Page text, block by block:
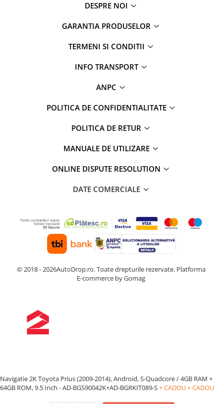
DESPRE NOI
GARANTIA PRODUSELOR
TERMENI SI CONDITII
INFO TRANSPORT
ANPC
POLITICA DE CONFIDENTIALITATE
POLITICA DE RETUR
MANUALE DE UTILIZARE
ONLINE DISPUTE RESOLUTION
DATE COMERCIALE
© 2018 - 2026AutoDrop.ro. Toate drepturile rezervate. Platforma
E-commerce by Gomag
Navigatie 2K Toyota Prius (2009-2014), Android, S-Quadcore / 4GB RAM +
64GB ROM, 9.5 Inch - AD-BGS90042K+AD-BGRKIT089-S+ CADOU+ CADOU